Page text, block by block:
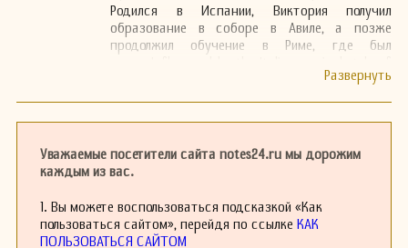
Родился в Испании, Виктория получил
образование в соборе в Авиле, а позже
продолжил обучение в Риме, где был
the time. Его стиль сочинения был посвящен
композиторы Шестнадцатого века
стремились к сложной полифонии, Виктория
создания выразительных и духовно
насыщенных музыкальных произведений.
Среди его наиболее известных работ
Уважаемые посетители сайта notes24.ru мы дорожим
каждым из вас.
1. Вы можете воспользоваться подсказкой «Как
пользоваться сайтом», перейдя по ссылке КАК
ПОЛЬЗОВАТЬСЯ САЙТОМ